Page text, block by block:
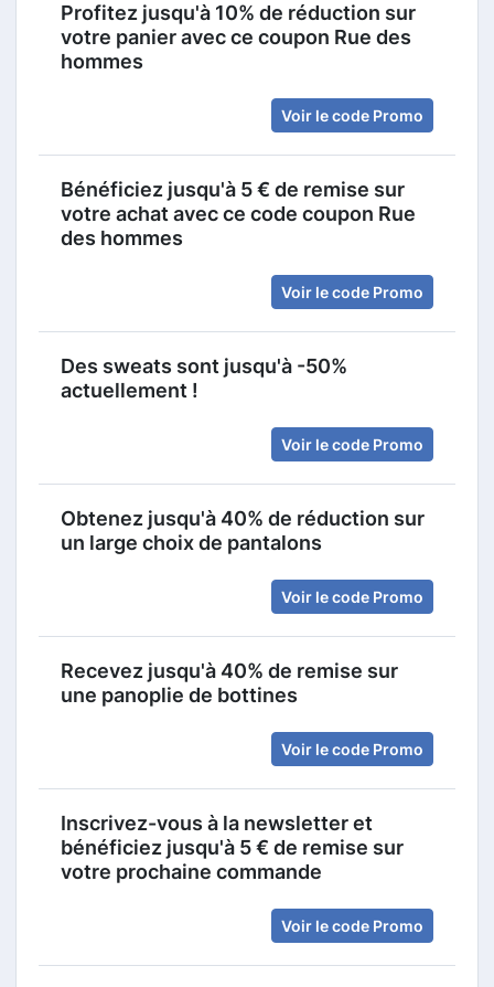
Profitez jusqu'à 10% de réduction sur
votre panier avec ce coupon Rue des
hommes
Voir le code Promo
Bénéficiez jusqu'à 5 € de remise sur
votre achat avec ce code coupon Rue
des hommes
Voir le code Promo
Des sweats sont jusqu'à -50%
actuellement !
Voir le code Promo
Obtenez jusqu'à 40% de réduction sur
un large choix de pantalons
Voir le code Promo
Recevez jusqu'à 40% de remise sur
une panoplie de bottines
Voir le code Promo
Inscrivez-vous à la newsletter et
bénéficiez jusqu'à 5 € de remise sur
votre prochaine commande
Voir le code Promo